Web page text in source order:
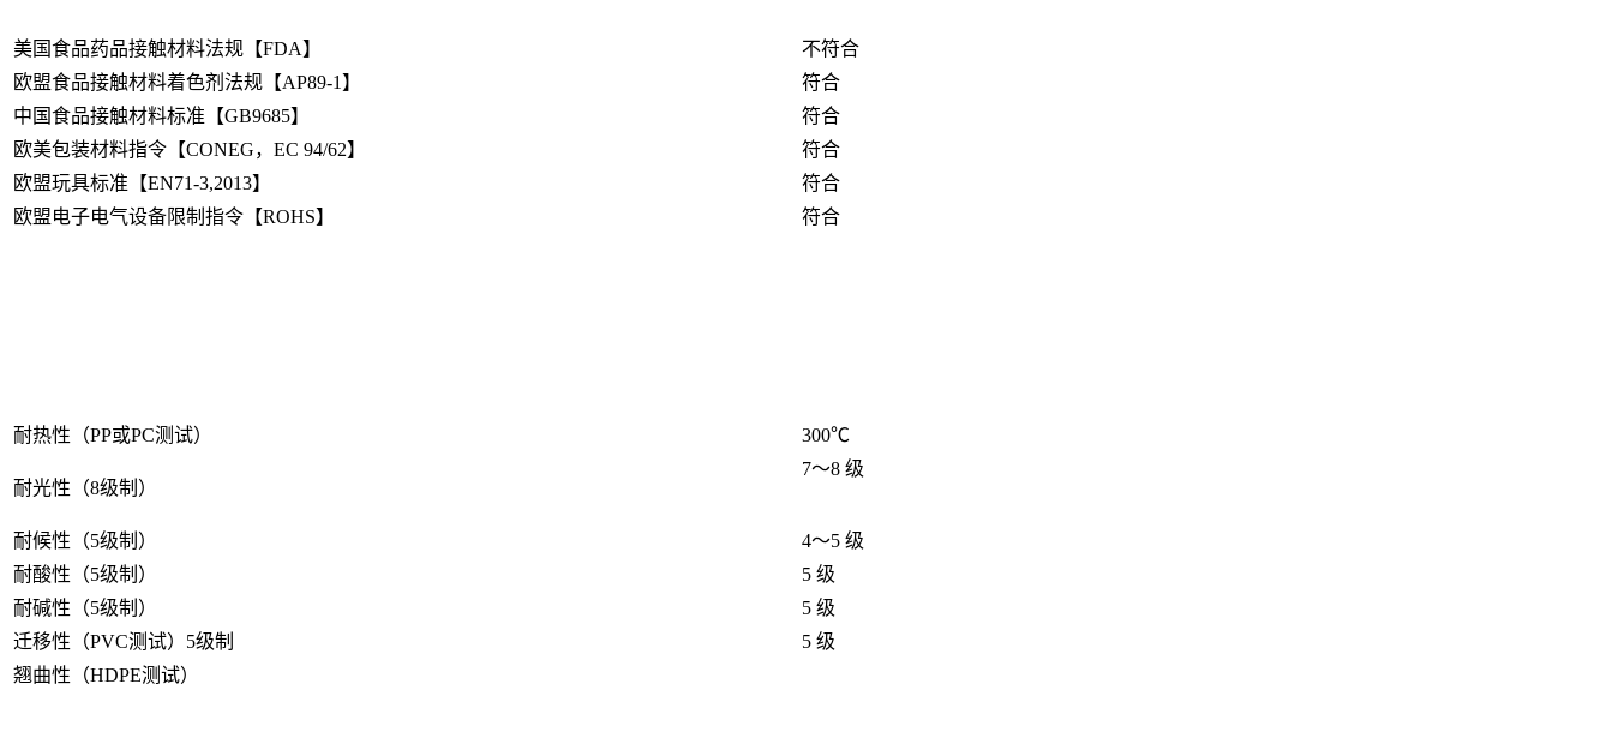
美国食品药品接触材料法规【FDA】
不符合
欧盟食品接触材料着色剂法规【AP89-1】
符合
中国食品接触材料标准【GB9685】
符合
欧美包装材料指令【CONEG，EC 94/62】
符合
欧盟玩具标准【EN71-3,2013】
符合
欧盟电子电气设备限制指令【ROHS】
符合
耐热性（PP或PC测试） 300℃
耐光性（8级制）
7～8 级
耐候性（5级制）
4～5 级
耐酸性（5级制）
5 级
耐碱性（5级制）
5 级
迁移性（PVC测试）5级制
5 级
翘曲性（HDPE测试）